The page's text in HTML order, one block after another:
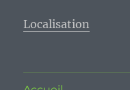
Localisation